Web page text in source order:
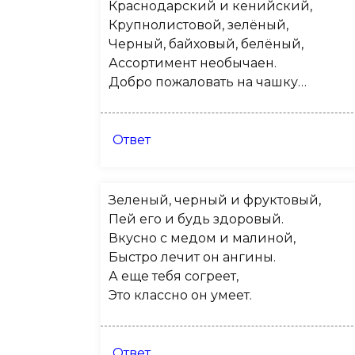
Краснодарский и кенийский,
Крупнолистовой, зелёный,
Черный, байховый, белёный,
Ассортимент необычаен.
Добро пожаловать на чашку…
Ответ
Зеленый, черный и фруктовый,
Пей его и будь здоровый.
Вкусно с медом и малиной,
Быстро лечит он ангины.
А еще тебя согреет,
Это классно он умеет.